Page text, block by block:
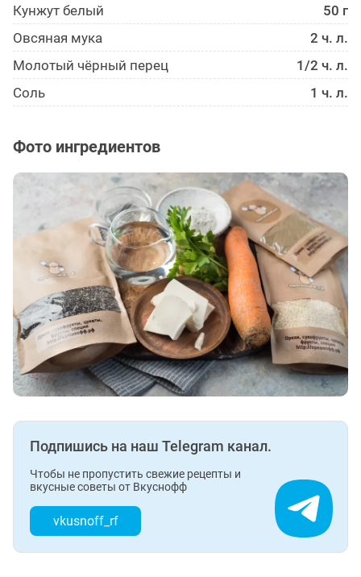
Кунжут белый
50 г
Овсяная мука
2 ч. л.
Молотый чёрный перец
1/2 ч. л.
Соль
1 ч. л.
Фото ингредиентов
Подпишись на наш Telegram канал.
Чтобы не пропустить свежие рецепты и
вкусные советы от Вкуснофф
vkusnoff_rf